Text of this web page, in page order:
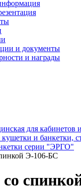
и документы
и награды
для кабинетов
и банкетки,
серии "ЭРГО"
Э-106-БС